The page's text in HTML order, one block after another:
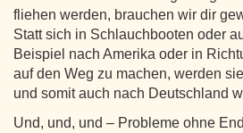
fliehen werden, brauchen wir dir
Statt sich in Schlauchbooten oder
Beispiel nach Amerika oder in
auf den Weg zu machen, werden
und somit auch nach Deutschland
Und, und, und – Probleme ohne